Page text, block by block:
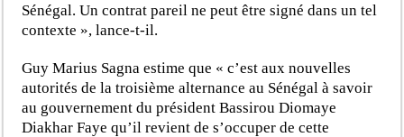
Sénégal. Un contrat pareil ne peut être signé dans un tel
contexte », lance-t-il.
Guy Marius Sagna estime que « c’est aux nouvelles
autorités de la troisième alternance au Sénégal à savoir
au gouvernement du président Bassirou Diomaye
Diakhar Faye qu’il revient de s’occuper de cette